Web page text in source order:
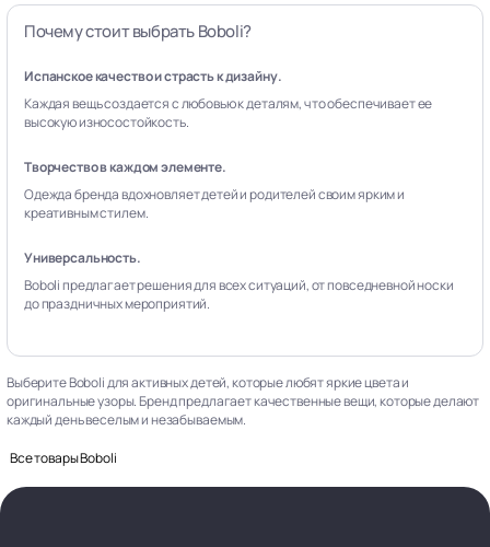
Почему стоит выбрать Boboli?
Испанское качество и страсть к дизайну.
Каждая вещь создается с любовью к деталям, что обеспечивает ее
высокую износостойкость.
Творчество в каждом элементе.
Одежда бренда вдохновляет детей и родителей своим ярким и
креативным стилем.
Универсальность.
Boboli предлагает решения для всех ситуаций, от повседневной носки
до праздничных мероприятий.
Выберите Boboli для активных детей, которые любят яркие цвета и
оригинальные узоры. Бренд предлагает качественные вещи, которые делают
каждый день веселым и незабываемым.
Все товары Boboli